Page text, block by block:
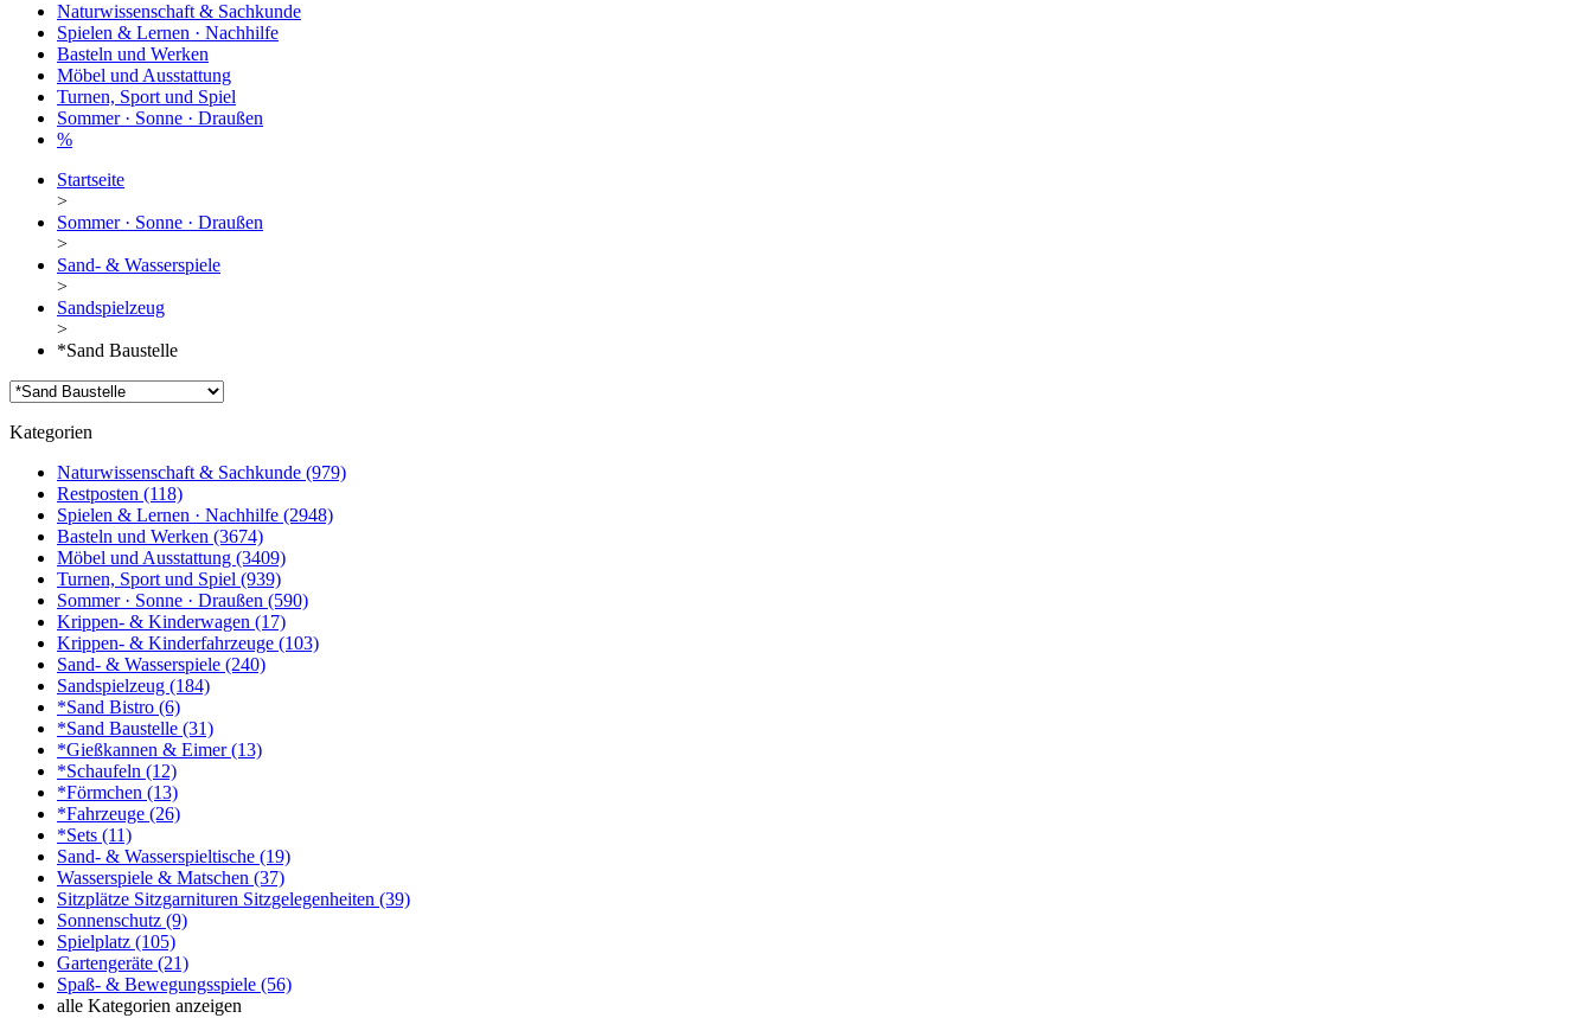
Naturwissenschaft & Sachkunde
Spielen & Lernen · Nachhilfe
Basteln und Werken
Möbel und Ausstattung
Turnen, Sport und Spiel
Sommer · Sonne · Draußen
%
Startseite
>
Sommer · Sonne · Draußen
>
Sand- & Wasserspiele
>
Sandspielzeug
>
*Sand Baustelle
Kategorien
Naturwissenschaft & Sachkunde (979)
Restposten (118)
Spielen & Lernen · Nachhilfe (2948)
Basteln und Werken (3674)
Möbel und Ausstattung (3409)
Turnen, Sport und Spiel (939)
Sommer · Sonne · Draußen (590)
Krippen- & Kinderwagen (17)
Krippen- & Kinderfahrzeuge (103)
Sand- & Wasserspiele (240)
Sandspielzeug (184)
*Sand Bistro (6)
*Sand Baustelle (31)
*Gießkannen & Eimer(13)
*Schaufeln (12)
*Förmchen (13)
*Fahrzeuge (26)
*Sets (11)
Sand- & Wasserspieltische (19)
Wasserspiele & Matschen (37)
Sitzplätze Sitzgarnituren Sitzgelegenheiten (39)
Sonnenschutz (9)
Spielplatz (105)
Gartengeräte (21)
Spaß- & Bewegungsspiele (56)
alle Kategorien anzeigen